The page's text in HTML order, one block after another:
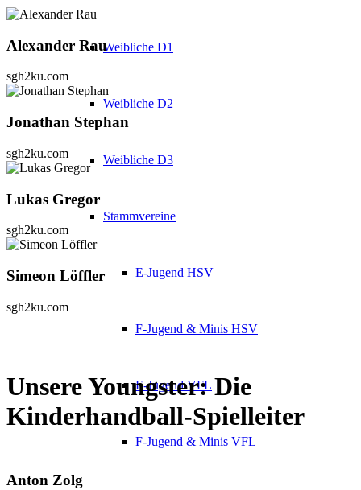
Weibliche D1
Weibliche D2
Weibliche D3
Stammvereine
E-Jugend HSV
F-Jugend & Minis HSV
E-Jugend VFL
F-Jugend & Minis VFL
Alexander Rau
sgh2ku.com
Jonathan Stephan
sgh2ku.com
Lukas Gregor
sgh2ku.com
Simeon Löffler
sgh2ku.com
Unsere Youngster: Die
Kinderhandball-Spielleiter
Anton Zolg